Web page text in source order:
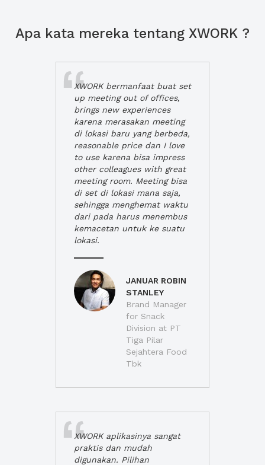
Apa kata mereka tentang XWORK ?
XWORK bermanfaat buat set
up meeting out of offices,
brings new experiences
karena merasakan meeting
di lokasi baru yang berbeda,
reasonable price dan I love
to use karena bisa impress
other colleagues with great
meeting room. Meeting bisa
di set di lokasi mana saja,
sehingga menghemat waktu
dari pada harus menembus
kemacetan untuk ke suatu
lokasi.
JANUAR ROBIN
STANLEY
Brand Manager
for Snack
Division at PT
Tiga Pilar
Sejahtera Food
Tbk
XWORK aplikasinya sangat
praktis dan mudah
digunakan. Pilihan